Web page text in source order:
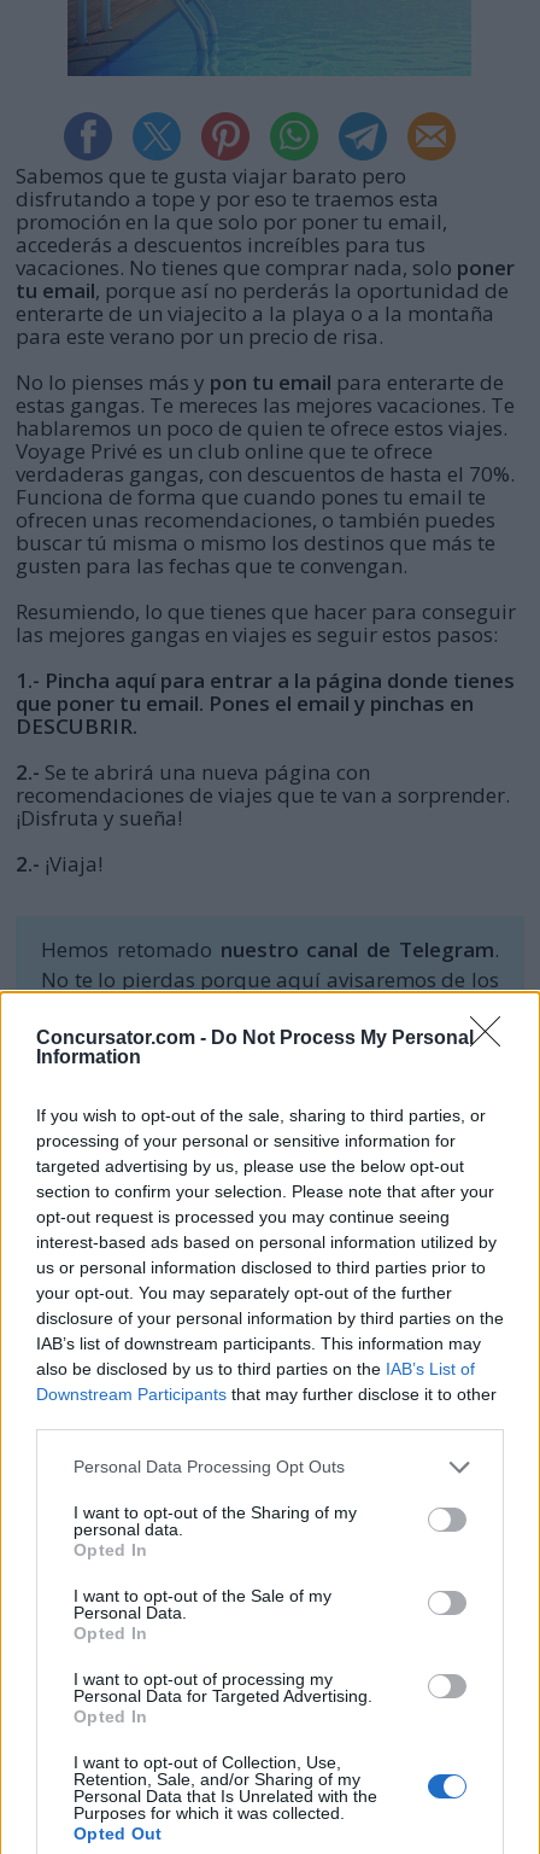
Concursator.com - Do Not Process My Personal
Information
If you wish to opt-out of the sale, sharing to third parties, or
processing of your personal or sensitive information for
targeted advertising by us, please use the below opt-out
section to confirm your selection. Please note that after your
opt-out request is processed you may continue seeing
interest-based ads based on personal information utilized by
us or personal information disclosed to third parties prior to
your opt-out. You may separately opt-out of the further
disclosure of your personal information by third parties on the
IAB’s list of downstream participants. This information may
also be disclosed by us to third parties on the IAB’s List of
Downstream Participants that may further disclose it to other
Personal Data Processing Opt Outs
I want to opt-out of the Sharing of my
personal data.
Opted In
I want to opt-out of the Sale of my
Personal Data.
Opted In
I want to opt-out of processing my
Personal Data for Targeted Advertising.
Opted In
I want to opt-out of Collection, Use,
Retention, Sale, and/or Sharing of my
Personal Data that Is Unrelated with the
Purposes for which it was collected.
Opted Out
Sabemos que te gusta viajar barato pero
disfrutando a tope y por eso te traemos esta
promoción en la que solo por poner tu email,
accederás a descuentos increíbles para tus
vacaciones. No tienes que comprar nada, solo poner
tu email, porque así no perderás la oportunidad de
enterarte de un viajecito a la playa o a la montaña
para este verano por un precio de risa.
No lo pienses más y pon tu email para enterarte de
estas gangas. Te mereces las mejores vacaciones. Te
hablaremos un poco de quien te ofrece estos viajes.
Voyage Privé es un club online que te ofrece
verdaderas gangas, con descuentos de hasta el 70%.
Funciona de forma que cuando pones tu email te
ofrecen unas recomendaciones, o también puedes
buscar tú misma o mismo los destinos que más te
gusten para las fechas que te convengan.
Resumiendo, lo que tienes que hacer para conseguir
las mejores gangas en viajes es seguir estos pasos:
1.- Pincha aquí para entrar a la página donde tienes
que poner tu email. Pones el email y pinchas en
DESCUBRIR.
2.- Se te abrirá una nueva página con
recomendaciones de viajes que te van a sorprender.
¡Disfruta y sueña!
2.- ¡Viaja!
Hemos retomado nuestro canal de Telegram.
No te lo pierdas porque aquí avisaremos de los
ganadores de los concursos que las marcas nos
vayan comunicando, y de las novedades en
sorteos y muestras gratis.
Comentarios